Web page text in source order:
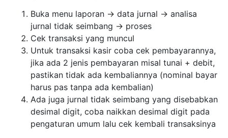
Buka menu laporan -> data jurnal -> analisa
jurnal tidak seimbang -> proses
Cek transaksi yang muncul
Untuk transaksi kasir coba cek pembayarannya,
jika ada 2 jenis pembayaran misal tunai + debit,
pastikan tidak ada kembaliannya (nominal bayar
harus pas tanpa ada kembalian)
Ada juga jurnal tidak seimbang yang disebabkan
desimal digit, coba naikkan desimal digit pada
pengaturan umum lalu cek kembali transaksinya